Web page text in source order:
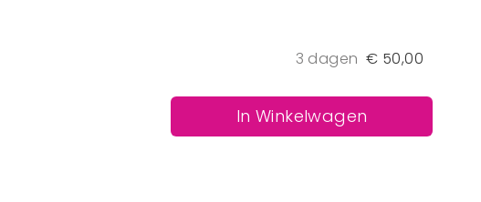
3 dagen € 50,00
In Winkelwagen